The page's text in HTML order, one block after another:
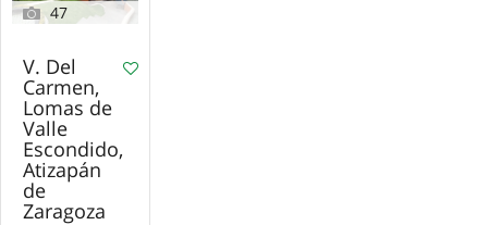
47
V. Del
Carmen,
Lomas de
Valle
Escondido,
Atizapán
de
Zaragoza